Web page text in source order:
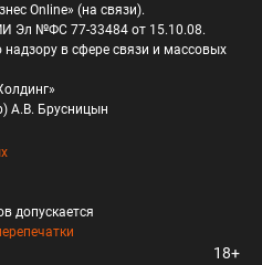
Online» (на связи).
Эл №ФС 77-33484 от 15.10.08.
в сфере связи и массовых
А.В. Брусницын
допускается
18+